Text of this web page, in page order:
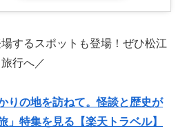
するスポットも登場！ぜひ松江
旅行へ／
りの地を訪ねて。怪談と歴史が
」特集を見る【楽天トラベル】